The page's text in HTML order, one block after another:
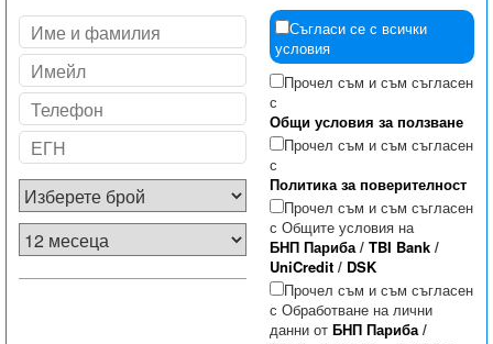
Съгласи се с всички
условия
Прочел съм и съм съгласен
с
Общи условия за ползване
Прочел съм и съм съгласен
с
Политика за поверителност
Прочел съм и съм съгласен
с Общите условия на
БНП Париба/ TBI Bank/
UniCredit/ DSK
Прочел съм и съм съгласен
с Обработване на лични
данни от БНП Париба/